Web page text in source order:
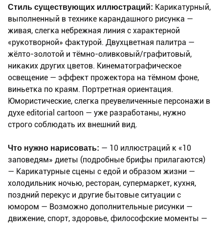
Стиль существующих иллюстраций: Карикатурный,
выполненный в технике карандашного рисунка —
живая, слегка небрежная линия с характерной
«рукотворной» фактурой. Двухцветная палитра —
жёлто-золотой и тёмно-оливковый/графитовый,
никаких других цветов. Кинематографическое
освещение — эффект прожектора на тёмном фоне,
виньетка по краям. Портретная ориентация.
Юмористические, слегка преувеличенные персонажи в
духе editorial cartoon — уже разработаны, нужно
строго соблюдать их внешний вид.
Что нужно нарисовать: — 10 иллюстраций к «10
заповедям» диеты (подробные брифы прилагаются)
— Карикатурные сцены с едой и образом жизни —
холодильник ночью, ресторан, супермаркет, кухня,
поздний перекус и другие бытовые ситуации с
юмором — Возможно дополнительные рисунки —
движение, спорт, здоровье, философские моменты —